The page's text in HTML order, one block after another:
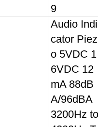
9
Audio Indi
cator Piez
o 5VDC 1
6VDC 12
mA 88dB
A/96dBA
3200Hz to